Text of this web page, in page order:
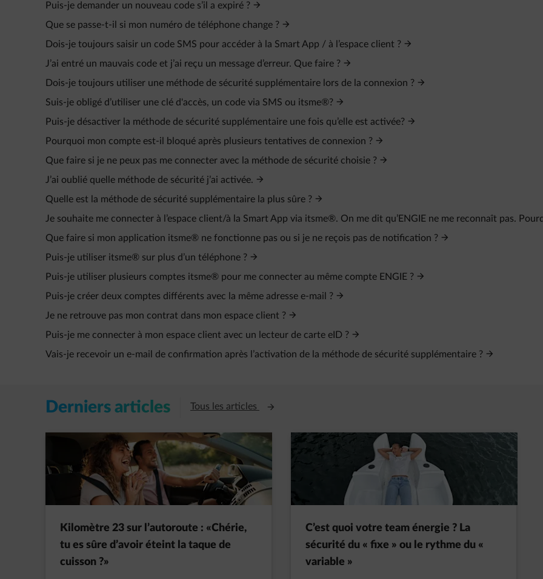
Puis-je demander un nouveau code s’il a expiré ?
Que se passe-t-il si mon numéro de téléphone change ?
Dois-je toujours saisir un code SMS pour accéder à la Smart App / à l’espace client ?
J’ai entré un mauvais code et j’ai reçu un message d’erreur. Que faire ?
Dois-je toujours utiliser une méthode de sécurité supplémentaire lors de la connexion ?
Suis-je obligé d’utiliser une clé d'accès, un code via SMS ou itsme®?
Puis-je désactiver la méthode de sécurité supplémentaire une fois qu’elle est activée?
Pourquoi mon compte est-il bloqué après plusieurs tentatives de connexion ?
Que faire si je ne peux pas me connecter avec la méthode de sécurité choisie ?
J’ai oublié quelle méthode de sécurité j’ai activée.
Quelle est la méthode de sécurité supplémentaire la plus sûre ?
Je souhaite me connecter à l’espace client/à la Smart App via itsme®. On me dit qu’ENGIE ne me reconnaît pas.
Que faire si mon application itsme® ne fonctionne pas ou si je ne reçois pas de notification ?
Puis-je utiliser itsme® sur plus d’un téléphone ?
Puis-je utiliser plusieurs comptes itsme® pour me connecter au même compte ENGIE ?
Puis-je créer deux comptes différents avec la même adresse e‑mail ?
Je ne retrouve pas mon contrat dans mon espace client ?
Puis-je me connecter à mon espace client avec un lecteur de carte eID ?
Vais-je recevoir un e‑mail de confirmation après l’activation de la méthode de sécurité supplémentaire ?
Derniers articles Tous les articles Ouvre un nouvel onglet
Kilomètre 23 sur l’autoroute : «Chérie,
tu es sûre d’avoir éteint la taque de
cuisson ?»
C’est quoi votre team énergie ? La
sécurité du « fixe » ou le rythme du «
variable »